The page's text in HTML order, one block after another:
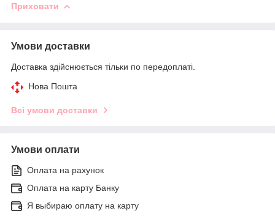
Приховати
Умови доставки
Доставка здійснюється тільки по передоплаті.
Нова Пошта
Всі умови доставки
Умови оплати
Оплата на рахунок
Оплата на карту Банку
Я выбираю оплату на карту